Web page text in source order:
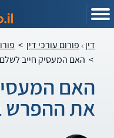
דין פורום עורכי דין >
> האם המעסיק חייב
האם
את ההפרש